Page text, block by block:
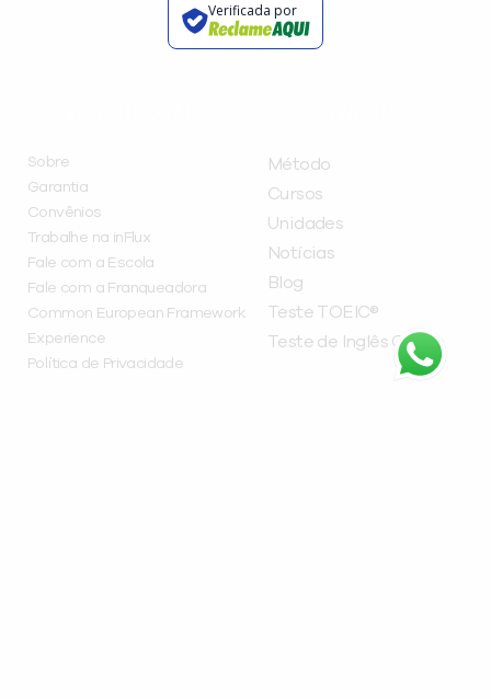
Verificada por
Sobre
Garantia
Convênios
Trabalhe na inFlux
Fale com a Escola
Fale com a Franqueadora
Common European Framework
Experience
Política de Privacidade
Método
Cursos
Unidades
Notícias
Blog
Teste TOEIC®
Teste de Inglês Online